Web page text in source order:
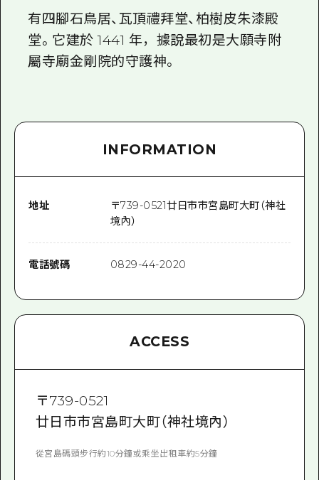
常見問題
照片下載
廣島縣觀光宣傳冊
有四腳石鳥居、瓦頂禮拜堂、柏樹皮朱漆殿
堂。它建於 1441 年，據說最初是大願寺附
屬寺廟金剛院的守護神。
INFORMATION
地址 〒739-0521廿日市市宮島町大町（神社
境內）
電話號碼 0829-44-2020
ACCESS
〒739-0521
廿日市市宮島町大町（神社境內）
從宮島碼頭步行約10分鐘或乘坐出租車約5分鐘